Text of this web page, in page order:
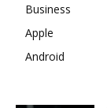
Business
Apple
Android